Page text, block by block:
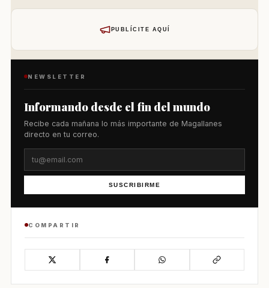
PUBLÍCITE AQUÍ
NEWSLETTER
Informando desde el fin del mundo
Recibe cada mañana lo más importante de Magallanes
directo en tu correo.
SUSCRIBIRME
COMPARTIR